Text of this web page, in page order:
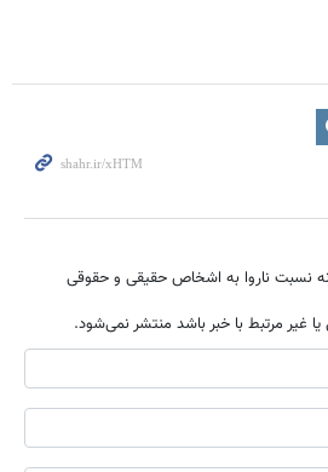
نسبت ناروا به اشخاص حقیقی و حقوقی
یا غیر مرتبط با خبر باشد منتشر نمی‌شود.